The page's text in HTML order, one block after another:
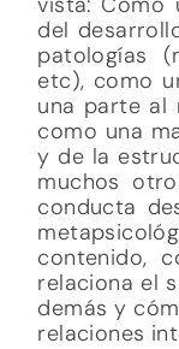
del
patologías
etc), como
una parte al
como una
y de la
muchos
conducta
contenido,
relaciona el
demás y
relaciones